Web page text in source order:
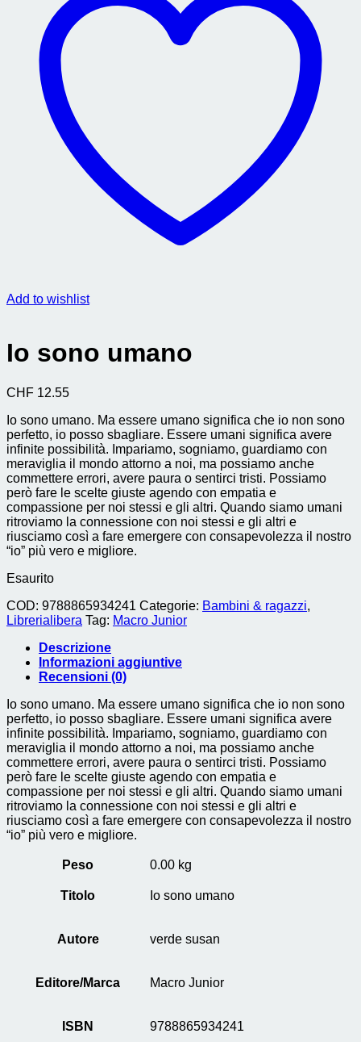
Add to wishlist
Io sono umano
CHF 12.55
Io sono umano. Ma essere umano significa che io non sono
perfetto, io posso sbagliare. Essere umani significa avere
infinite possibilità. Impariamo, sogniamo, guardiamo con
meraviglia il mondo attorno a noi, ma possiamo anche
commettere errori, avere paura o sentirci tristi. Possiamo
però fare le scelte giuste agendo con empatia e
compassione per noi stessi e gli altri. Quando siamo umani
ritroviamo la connessione con noi stessi e gli altri e
riusciamo così a fare emergere con consapevolezza il nostro
“io” più vero e migliore.
Esaurito
COD: 9788865934241 Categorie: Bambini & ragazzi,
Librerialibera Tag: Macro Junior
Descrizione
Informazioni aggiuntive
Recensioni (0)
Io sono umano. Ma essere umano significa che io non sono
perfetto, io posso sbagliare. Essere umani significa avere
infinite possibilità. Impariamo, sogniamo, guardiamo con
meraviglia il mondo attorno a noi, ma possiamo anche
commettere errori, avere paura o sentirci tristi. Possiamo
però fare le scelte giuste agendo con empatia e
compassione per noi stessi e gli altri. Quando siamo umani
ritroviamo la connessione con noi stessi e gli altri e
riusciamo così a fare emergere con consapevolezza il nostro
“io” più vero e migliore.
Peso 0.00 kg
Titolo Io sono umano
Autore verde susan
Editore/Marca Macro Junior
ISBN 9788865934241